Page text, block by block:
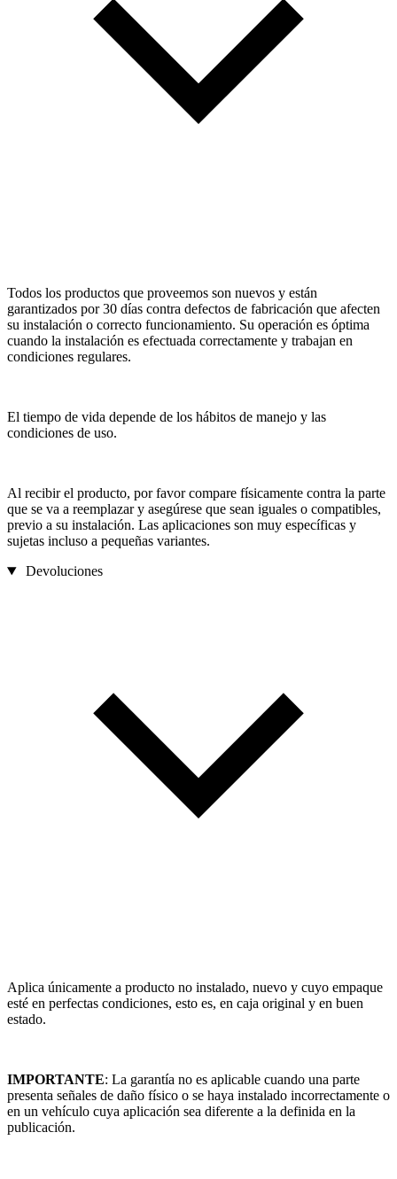
Todos los productos que proveemos son nuevos y están
garantizados por 30 días contra defectos de fabricación que afecten
su instalación o correcto funcionamiento. Su operación es óptima
cuando la instalación es efectuada correctamente y trabajan en
condiciones regulares.
El tiempo de vida depende de los hábitos de manejo y las
condiciones de uso.
Al recibir el producto, por favor compare físicamente contra la parte
que se va a reemplazar y asegúrese que sean iguales o compatibles,
previo a su instalación. Las aplicaciones son muy específicas y
sujetas incluso a pequeñas variantes.
Devoluciones
Aplica únicamente a producto no instalado, nuevo y cuyo empaque
esté en perfectas condiciones, esto es, en caja original y en buen
estado.
IMPORTANTE: La garantía no es aplicable cuando una parte
presenta señales de daño físico o se haya instalado incorrectamente o
en un vehículo cuya aplicación sea diferente a la definida en la
publicación.